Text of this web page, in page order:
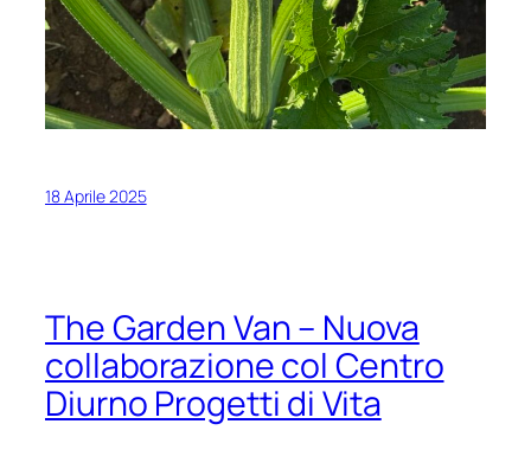
FocusArea=011110010
18 Aprile 2025
The Garden Van – Nuova
collaborazione col Centro
Diurno Progetti di Vita